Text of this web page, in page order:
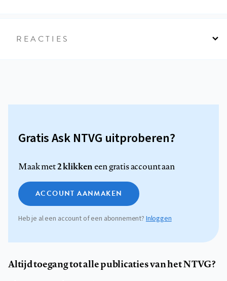
REACTIES
Gratis Ask NTVG uitproberen?
Maak met2 klikkeneen gratis account aan
ACCOUNT AANMAKEN
Heb je al een account of een abonnement?Inloggen
Altijd toegang tot alle publicaties van het NTVG?